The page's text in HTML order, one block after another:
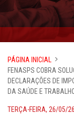
PÁGINA INICIAL
FENASPS COBRA
DECLARAÇÕES DE
DA SAÚDE E
TERÇA-FEIRA, 26/05/26